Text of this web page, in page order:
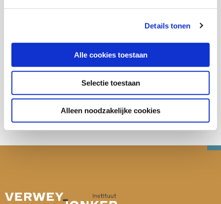
Details tonen
Alle cookies toestaan
Selectie toestaan
Alleen noodzakelijke cookies
Deel deze publicatie op: